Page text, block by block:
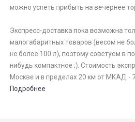
можно успеть прибыть на вечернее
Экспресс-доставка пока возможна
малогабаритных товаров (весом не
не более 100 л), поэтому советуем в
нибудь компактное ;). Стоимость
Москве и в пределах 20 км от МКАД -
Подробнее